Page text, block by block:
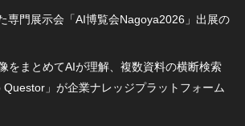
専門展示会「AI博覧会Nagoya2026」出展の
をまとめてAIが理解、複数資料の横断検索
」が企業ナレッジプラットフォーム